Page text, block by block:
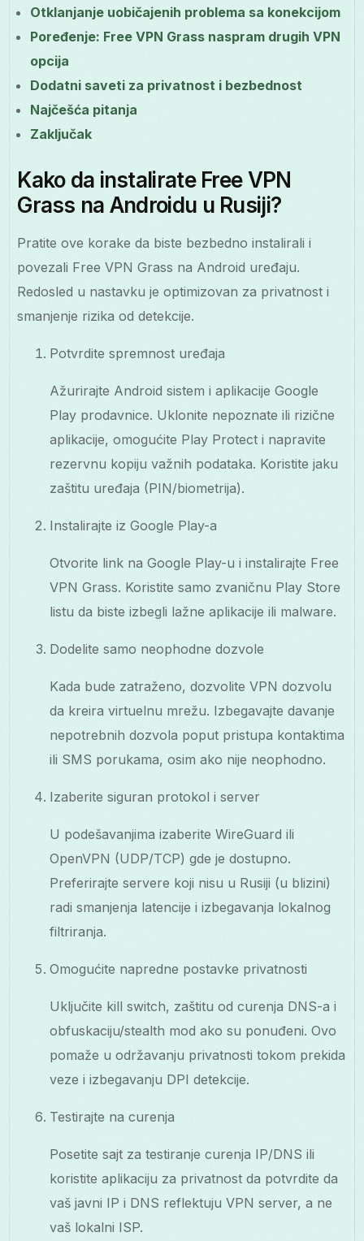
Otklanjanje uobičajenih problema sa konekcijom
Poređenje: Free VPN Grass naspram drugih VPN
opcija
Dodatni saveti za privatnost i bezbednost
Najčešća pitanja
Zaključak
Kako da instalirate Free VPN
Grass na Androidu u Rusiji?
Pratite ove korake da biste bezbedno instalirali i
povezali Free VPN Grass na Android uređaju.
Redosled u nastavku je optimizovan za privatnost i
smanjenje rizika od detekcije.
Potvrdite spremnost uređaja
Ažurirajte Android sistem i aplikacije Google
Play prodavnice. Uklonite nepoznate ili rizične
aplikacije, omogućite Play Protect i napravite
rezervnu kopiju važnih podataka. Koristite jaku
zaštitu uređaja (PIN/biometrija).
Instalirajte iz Google Play-a
Otvorite link na Google Play-u i instalirajte Free
VPN Grass. Koristite samo zvaničnu Play Store
listu da biste izbegli lažne aplikacije ili malware.
Dodelite samo neophodne dozvole
Kada bude zatraženo, dozvolite VPN dozvolu
da kreira virtuelnu mrežu. Izbegavajte davanje
nepotrebnih dozvola poput pristupa kontaktima
ili SMS porukama, osim ako nije neophodno.
Izaberite siguran protokol i server
U podešavanjima izaberite WireGuard ili
OpenVPN (UDP/TCP) gde je dostupno.
Preferirajte servere koji nisu u Rusiji (u blizini)
radi smanjenja latencije i izbegavanja lokalnog
filtriranja.
Omogućite napredne postavke privatnosti
Uključite kill switch, zaštitu od curenja DNS-a i
obfuskaciju/stealth mod ako su ponuđeni. Ovo
pomaže u održavanju privatnosti tokom prekida
veze i izbegavanju DPI detekcije.
Testirajte na curenja
Posetite sajt za testiranje curenja IP/DNS ili
koristite aplikaciju za privatnost da potvrdite da
vaš javni IP i DNS reflektuju VPN server, a ne
vaš lokalni ISP.